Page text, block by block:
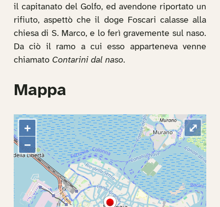
il capitanato del Golfo, ed avendone riportato un
rifiuto, aspettò che il doge Foscari calasse alla
chiesa di S. Marco, e lo ferì gravemente sul naso.
Da ciò il ramo a cui esso apparteneva venne
chiamato Contarini dal naso.
Mappa